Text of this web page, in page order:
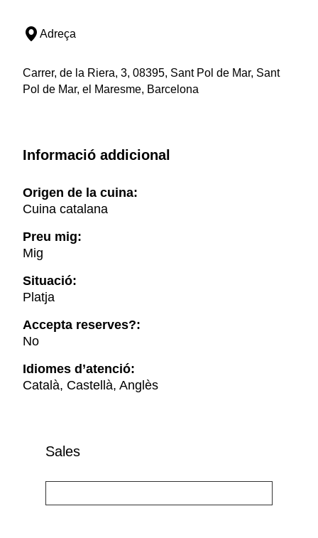
Adreça
Carrer, de la Riera, 3, 08395, Sant Pol de Mar, Sant
Pol de Mar, el Maresme, Barcelona
Informació addicional
Origen de la cuina:
Cuina catalana
Preu mig:
Mig
Situació:
Platja
Accepta reserves?:
No
Idiomes d’atenció:
Català, Castellà, Anglès
Sales